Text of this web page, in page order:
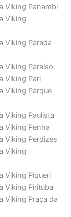
Viking Panambi
Viking
Viking Parada
Viking Paraíso
Viking Pari
Viking Parque
Viking Paulista
Viking Penha
Viking Perdizes
Viking
Viking Piqueri
Viking Pirituba
Viking Praça da